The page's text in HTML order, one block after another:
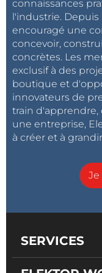
connaissances
l'industrie. Depuis
encouragé une
concevoir,
concrètes. Les
exclusif à des
boutique et
innovateurs de
train d'apprendre,
une entreprise,
à créer et à
SERVICES